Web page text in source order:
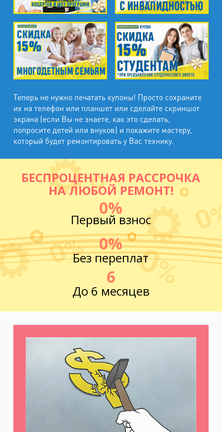
Теперь не нужно печатать купоны! Просто сохраните
их на телефон или планшет или сделайте скриншот
экрана (если Вы не знаете, как это сделать,
попросите детей или внуков) и покажите мастеру,
который будет ремонтировать у Вас технику.
БЕСПРОЦЕНТНАЯ РАССРОЧКА
НА ЛЮБОЙ РЕМОНТ!
0%
Первый взнос
0%
Без переплат
6
До 6 месяцев